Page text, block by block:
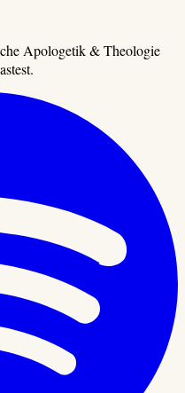
Apologetik & Theologie